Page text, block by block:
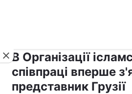
В Організації
співпраці вперше
представник Грузії